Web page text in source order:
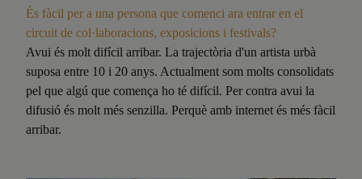
És fàcil per a una persona que comenci ara entrar en el
circuit de col·laboracions, exposicions i festivals?
Avui és molt difícil arribar. La trajectòria d'un artista urbà
suposa entre 10 i 20 anys. Actualment som molts consolidats
pel que algú que comença ho té difícil. Per contra avui la
difusió és molt més senzilla. Perquè amb internet és més fàcil
arribar.